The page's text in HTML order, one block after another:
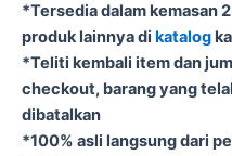
*Tersedia dalam kemasan
produk lainnya di katalog
*Teliti kembali item dan
checkout, barang yang
dibatalkan
*100% asli langsung dari